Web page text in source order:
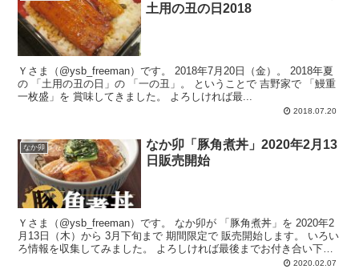
土用の丑の日2018
Ｙさま（@ysb_freeman）です。 2018年7月20日（金）。 2018年夏
の 「土用の丑の日」の 「一の丑」。 ということで 吉野家で 「鰻重
一枚盛」を 賞味してきました。 よろしければ最...
2018.07.20
なか卯
なか卯「豚角煮丼」2020年2月13
日販売開始
Ｙさま（@ysb_freeman）です。 なか卯が 「豚角煮丼」を 2020年2
月13日（木）から 3月下旬まで 期間限定で 販売開始します。 いろい
ろ情報を収集してみました。 よろしければ最後までお付き合い下
2020.02.07